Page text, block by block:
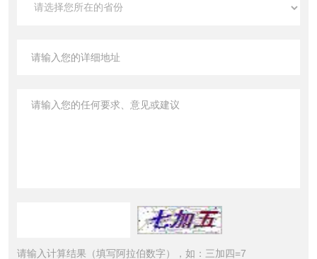
请输入计算结果（填写阿拉伯数字），如：三加四=7